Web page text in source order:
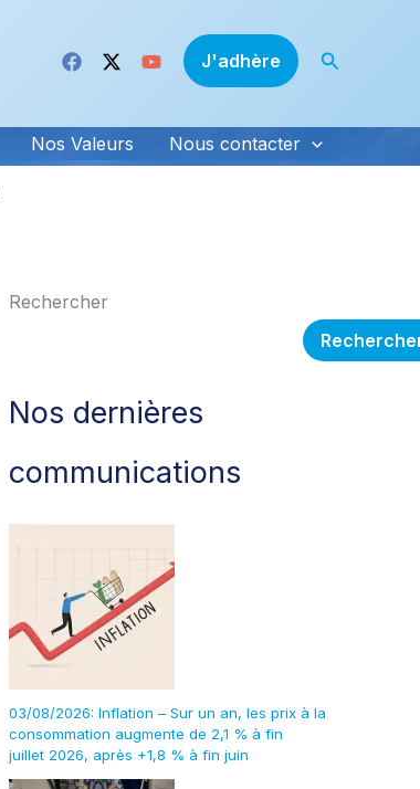
J'adhère
Nos Valeurs Nous contacter
Rechercher
Nos dernières
communications
03/08/2026: Inflation – Sur un an, les prix à la
consommation augmente de 2,1 % à fin
juillet 2026, après +1,8 % à fin juin